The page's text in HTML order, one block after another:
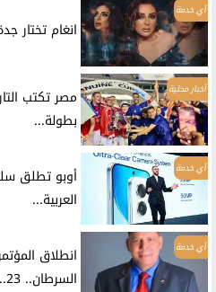
أي خدمة
انغام تختار
أخبار محلية
مصر تكتب
بطولة...
أي خدمة
العربية...
أي خدمة
انطلاق
السرطان.. 23...